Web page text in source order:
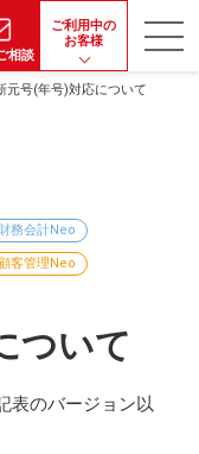
相談
ご利用中の
お客様
元号(年号)対応について
務会計Neo
客管理Neo
ついて
表のバージョン以